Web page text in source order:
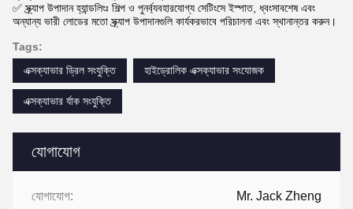
যোগাযোগ
যোগাযোগ: Mr. Jack Zheng
✅ স্ক্র্যাপ উপাদান হ্যান্ডলিংঃ শিল্প ও পুনর্ব্যবহারযোগ্য সেটিংসে ইস্পাত, ধ্বংসাবশেষ এবং
অন্যান্য ভারী লোডের মতো স্ক্র্যাপ উপাদানগুলি কার্যকরভাবে পরিচালনা এবং স্থানান্তর করুন।
Tags:
এক্সক্যাভার ড্রিল সংযুক্তি
হাইড্রোলিক এক্সক্যাভার সংযোজক
এক্সক্যাভার র্যাক সংযুক্তি